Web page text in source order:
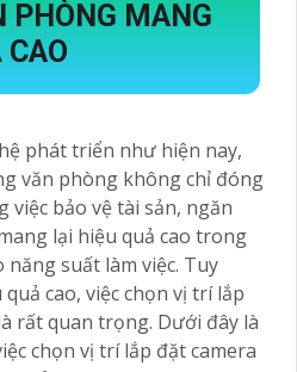
PHÒNG MANG
CAO
phát triển như hiện nay,
văn phòng không chỉ đóng
bảo vệ tài sản, ngăn
lại hiệu quả cao trong
năng suất làm việc. Tuy
cao, việc chọn vị trí lắp
rất quan trọng. Dưới đây là
chọn vị trí lắp đặt camera